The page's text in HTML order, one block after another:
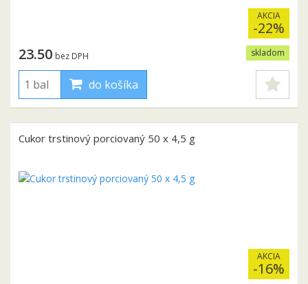
AKCIA
-22%
skladom
23.50 bez DPH
do košíka
Cukor trstinový porciovaný 50 x 4,5 g
AKCIA
-16%